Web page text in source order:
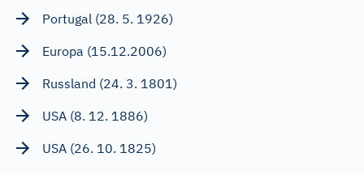
Portugal (28. 5. 1926)
Europa (15.12.2006)
Russland (24. 3. 1801)
USA (8. 12. 1886)
USA (26. 10. 1825)